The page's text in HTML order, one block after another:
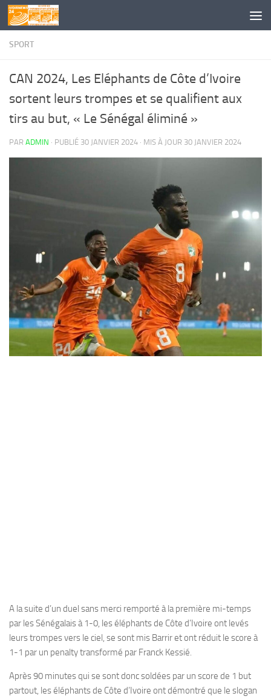
Skip to content
SPORT
CAN 2024, Les Eléphants de Côte d’Ivoire
sortent leurs trompes et se qualifient aux
tirs au but, « Le Sénégal éliminé »
PAR ADMIN · PUBLIÉ 30 JANVIER 2024 · MIS À JOUR 30 JANVIER 2024
A la suite d’un duel sans merci remporté à la première mi-temps
par les Sénégalais à 1-0, les éléphants de Côte d’Ivoire ont levés
leurs trompes vers le ciel, se sont mis Barrir et ont réduit le score à
1-1 par un penalty transformé par Franck Kessié.
Après 90 minutes qui se sont donc soldées par un score de 1 but
partout, les éléphants de Côte d’Ivoire ont démontré que le slogan